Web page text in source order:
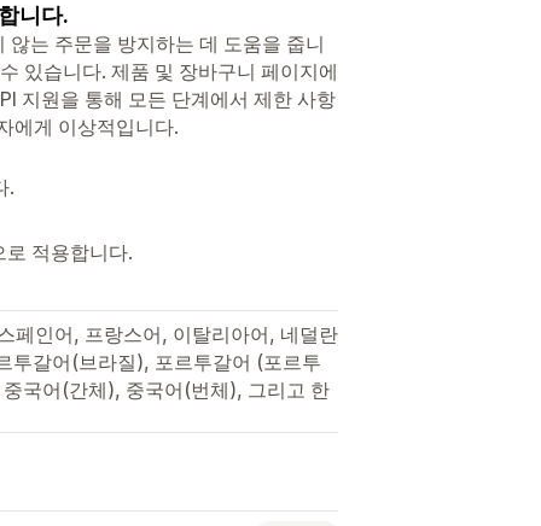
니다.
는 주문을 방지하는 데 도움을 줍니
있습니다. 제품 및 장바구니 페이지에
지원을 통해 모든 단계에서 제한 사항
에게 이상적입니다.
.
적용합니다.
페인어, 프랑스어, 이탈리아어, 네덜란
투갈어(브라질), 포르투갈어 (포르투
국어(간체), 중국어(번체), 그리고 한